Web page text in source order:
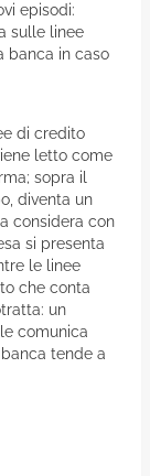
episodi:
sulle linee
banca in caso
di credito
letto come
sopra il
diventa un
considera con
si presenta
le linee
che conta
un
comunica
tende a